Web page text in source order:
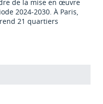
de la mise en œuvre
2024-2030. À Paris,
21 quartiers